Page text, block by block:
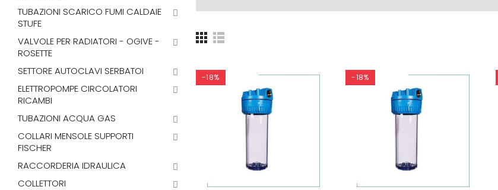
-18% -18%
TUBAZIONI SCARICO FUMI CALDAIE
STUFE
VALVOLE PER RADIATORI - OGIVE -
ROSETTE
SETTORE AUTOCLAVI SERBATOI
ELETTROPOMPE CIRCOLATORI
RICAMBI
TUBAZIONI ACQUA GAS
COLLARI MENSOLE SUPPORTI
FISCHER
RACCORDERIA IDRAULICA
COLLETTORI